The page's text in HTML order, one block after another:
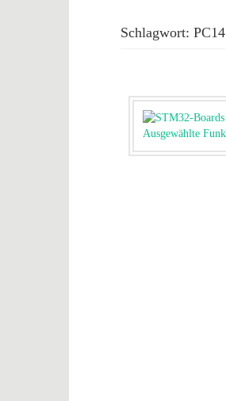
Schlagwort: PC14